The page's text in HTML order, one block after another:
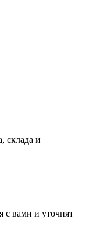
склада и
с вами и уточнят